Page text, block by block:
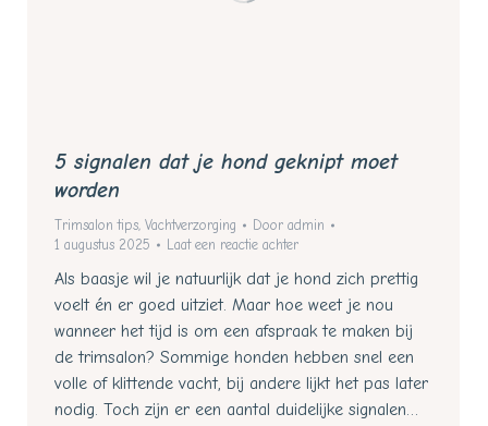
5 signalen dat je hond geknipt moet
worden
Trimsalon tips, Vachtverzorging Door admin
1 augustus 2025
Laat een reactie achter
Als baasje wil je natuurlijk dat je hond zich prettig
voelt én er goed uitziet. Maar hoe weet je nou
wanneer het tijd is om een afspraak te maken bij
de trimsalon? Sommige honden hebben snel een
volle of klittende vacht, bij andere lijkt het pas later
nodig. Toch zijn er een aantal duidelijke signalen…